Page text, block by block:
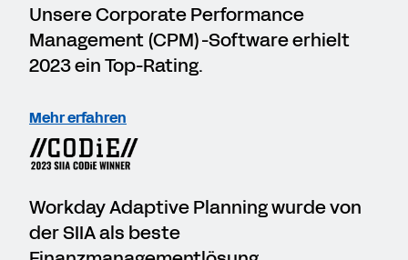
Unsere Corporate Performance
Management (CPM)-Software erhielt
2023 ein Top-Rating.
Mehr erfahren
Workday Adaptive Planning wurde von
der SIIA als beste